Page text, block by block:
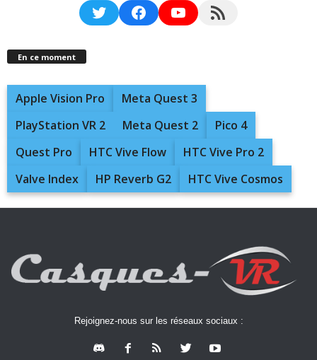
TwitterFacebookYouTubeRSS Feed
En ce moment
Apple Vision Pro
Meta Quest 3
PlayStation VR 2
Meta Quest 2
Pico 4
Quest Pro
HTC Vive Flow
HTC Vive Pro 2
Valve Index
HP Reverb G2 HTC Vive Cosmos
Rejoignez-nous sur les réseaux sociaux :